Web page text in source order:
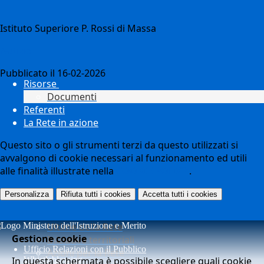
Risorse
Documenti
Referenti
La Rete in azione
Ultime della Rete
Iniziative territoriali
Azioni per la Rete
Istituto Superiore P. Rossi di Massa
Pubblicato il 16-02-2026
Questo sito o gli strumenti terzi da questo utilizzati si
avvalgono di cookie necessari al funzionamento ed utili
alle finalità illustrate nella
.
Personalizza Rifiuta tutti i cookies Accetta tutti i cookies
Gestione cookie
In questa schermata è possibile scegliere quali cookie
Ufficio Relazioni con il Pubblico
Whistleblowing